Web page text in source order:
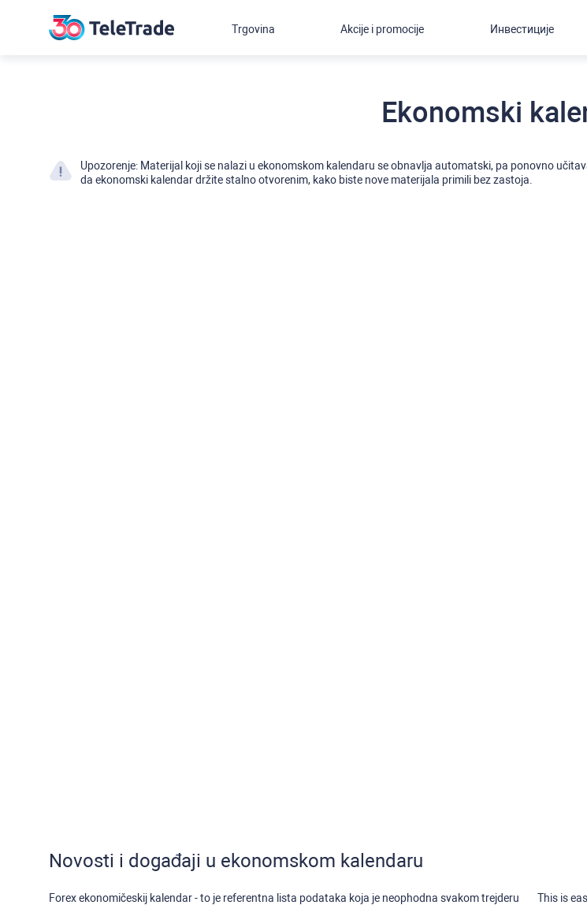
Ekonomski
Upozorenje: Materijal koji se nalazi u ekonomskom kalendaru se obnavlja automatski, pa ponovno
da ekonomski kalendar držite stalno otvorenim, kako biste nove materijala primili bez zastoja.
Novosti i događaji u ekonomskom kalendaru
Forex ekonomičeskij kalendar - to je referentna lista podataka koja je neophodna svakom trejderu
This is
Trgovina Akcije i promocije Инвестиције